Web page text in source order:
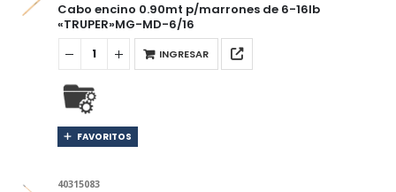
Cabo encino 0.90mt p/marrones de 6-16lb
«TRUPER»MG-MD-6/16
INGRESAR
FAVORITOS
40315083